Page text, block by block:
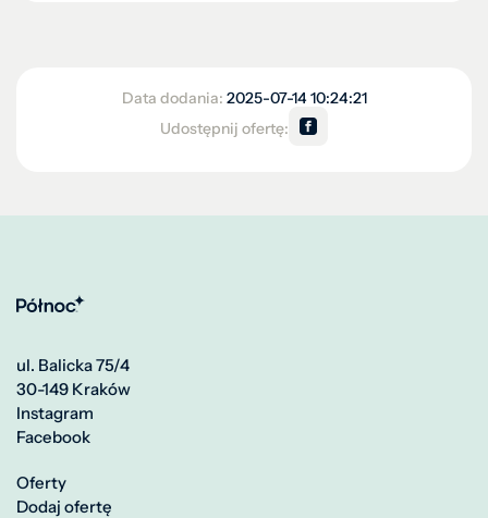
Data dodania: 2025-07-14 10:24:21
Udostępnij ofertę:
ul. Balicka 75/4
30-149 Kraków
Instagram
Facebook
Oferty
Dodaj ofertę